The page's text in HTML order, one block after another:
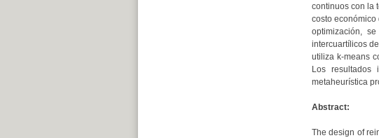
continuos con la
costo
optimización,
intercuartílicos
utiliza k-means
Los resultados
metaheurística
Abstract:
The design of